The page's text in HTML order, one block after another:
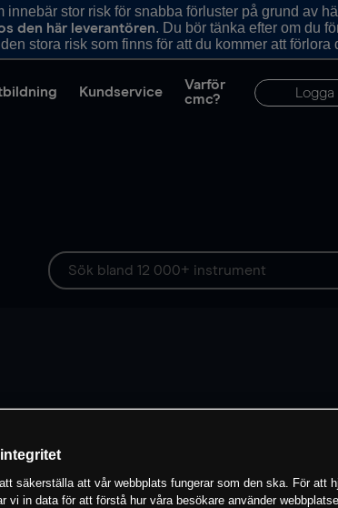
stor risk för snabba förluster på grund av
den här leverantören. Du bör tänka efter om du
stora risk som finns för att du kommer att förlora
Kundservice
Varför
cmc?
säkerställa att vår webbplats fungerar som den ska. För att
vi in data för att förstå hur våra besökare använder